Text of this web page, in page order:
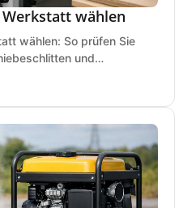
wählen
wählen: So prüfen Sie
und